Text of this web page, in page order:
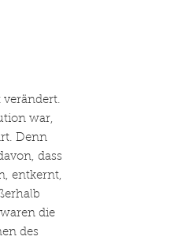
verändert.
war,
Denn
dass
entkernt,
die
des